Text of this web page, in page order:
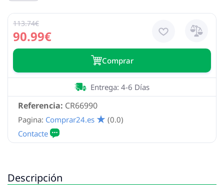
90.99€
113.74€
Сomprar
Referencia: CR66990
Entrega: 4-6 Días
Pagina: Comprar24.es (0.0)
Descripción